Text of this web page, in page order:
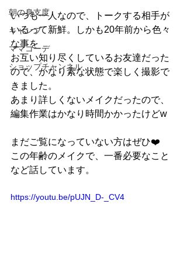
朝の身支度
キャンプ
ママコーデ
ショップチャンネル
いつも一人なので、トークする相手が
いるって新鮮。しかも20年前から色々
な事を
お互い知り尽くしているお友達だった
ので、かなり素な状態で楽しく撮影で
きました。
あまり詳しくないメイクだったので、
編集作業はかなり時間かかったけどw
まだご覧になっていない方はぜひ❤️
この年齢のメイクで、一番必要なこと
など話しています。
https://youtu.be/pUJN_D-_CV4